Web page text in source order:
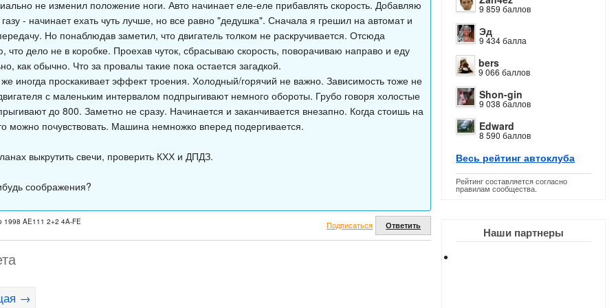
9 859 баллов
Эд
9 434 балла
bers
9 066 баллов
Shon-gin
9 038 баллов
Edward
8 590 баллов
Весь рейтинг автоклуба
Рейтинг составляется согласно
правилам сообщества.
Наши партнеры
не изменил положение ноги. Авто начинает еле-еле прибавлять скорость. Добавляю
- начинает ехать чуть лучше, но все равно "дедушка". Сначала я грешил на автомат и
Но понаблюдав заметил, что двигатель толком не раскручивается. Отсюда
что дело не в коробке. Проехав чуток, сбрасываю скорость, поворачиваю направо и еду
как обычно. Что за провалы такие пока остается загадкой.
иногда проскакивает эффект троения. Холодный/горячий не важно. Зависимость тоже не
с маленьким интервалом подпрыгивают немного обороты. Грубо говоря холостые
до 800. Заметно не сразу. Начинается и заканчивается внезапно. Когда стоишь на
можно почувствовать. Машина немножко вперед подергивается.
выкрутить свечи, проверить КХХ и ДПДЗ.
соображения?
1998 AE111 2+2 4A-FE Подписаться Ответить
→